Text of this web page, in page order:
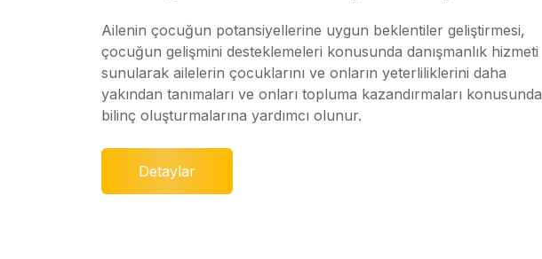
Ailenin çocuğun potansiyellerine uygun beklentiler geliştirmesi,
çocuğun gelişmini desteklemeleri konusunda danışmanlık hizmeti
sunularak ailelerin çocuklarını ve onların yeterliliklerini daha
yakından tanımaları ve onları topluma kazandırmaları konusunda
bilinç oluşturmalarına yardımcı olunur.
Detaylar